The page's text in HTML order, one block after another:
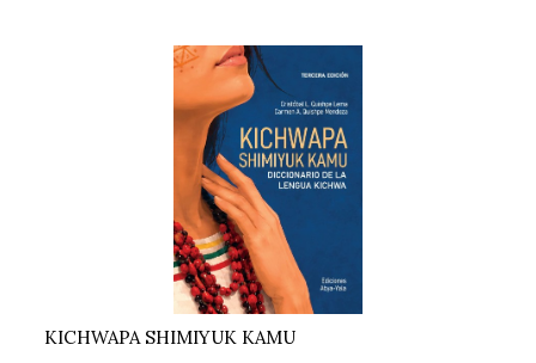
KICHWAPA SHIMIYUK KAMU